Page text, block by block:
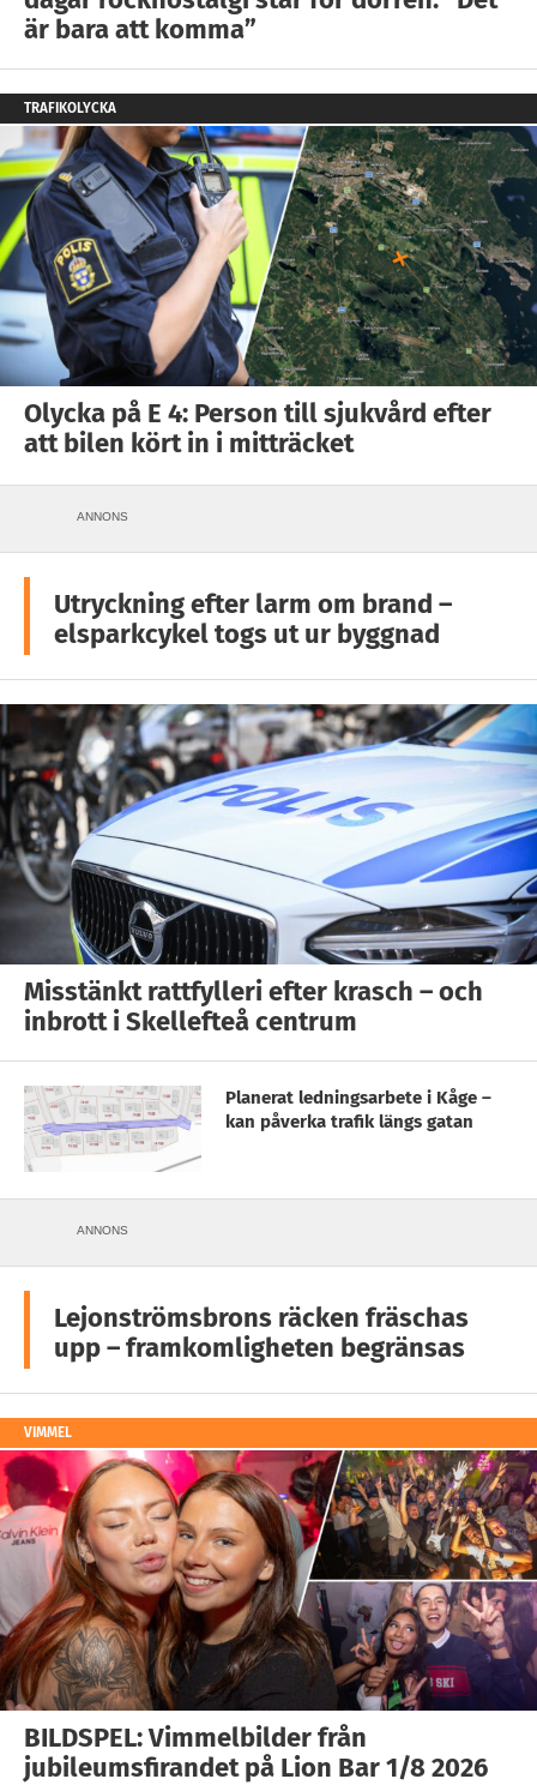
är bara att komma”
TRAFIKOLYCKA
Olycka på E 4: Person till sjukvård efter
att bilen kört in i mitträcket
ANNONS
Utryckning efter larm om brand –
elsparkcykel togs ut ur byggnad
Misstänkt rattfylleri efter krasch – och
inbrott i Skellefteå centrum
Planerat ledningsarbete i Kåge –
kan påverka trafik längs gatan
ANNONS
Lejonströmsbrons räcken fräschas
upp – framkomligheten begränsas
VIMMEL
BILDSPEL: Vimmelbilder från
jubileumsfirandet på Lion Bar 1/8 2026